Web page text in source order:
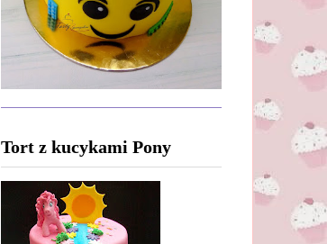
Tort z kucykami Pony